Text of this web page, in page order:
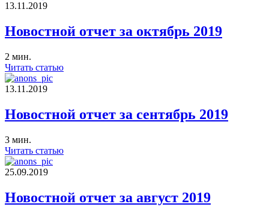
13.11.2019
Новостной отчет за октябрь 2019
2 мин.
Читать статью
13.11.2019
Новостной отчет за сентябрь 2019
3 мин.
Читать статью
25.09.2019
Новостной отчет за август 2019